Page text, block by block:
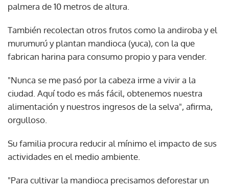
palmera de 10 metros de altura.
También recolectan otros frutos como la andiroba y el
murumurú y plantan mandioca (yuca), con la que
fabrican harina para consumo propio y para vender.
"Nunca se me pasó por la cabeza irme a vivir a la
ciudad. Aquí todo es más fácil, obtenemos nuestra
alimentación y nuestros ingresos de la selva", afirma,
orgulloso.
Su familia procura reducir al mínimo el impacto de sus
actividades en el medio ambiente.
"Para cultivar la mandioca precisamos deforestar un